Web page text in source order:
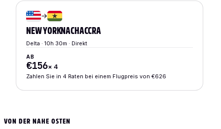
→
NEW YORKNACH ACCRA
Delta · 10h 30m · Direkt
AB
€156× 4
Zahlen Sie in 4 Raten bei einem Flugpreis von €626
VON DER NAHE OSTEN